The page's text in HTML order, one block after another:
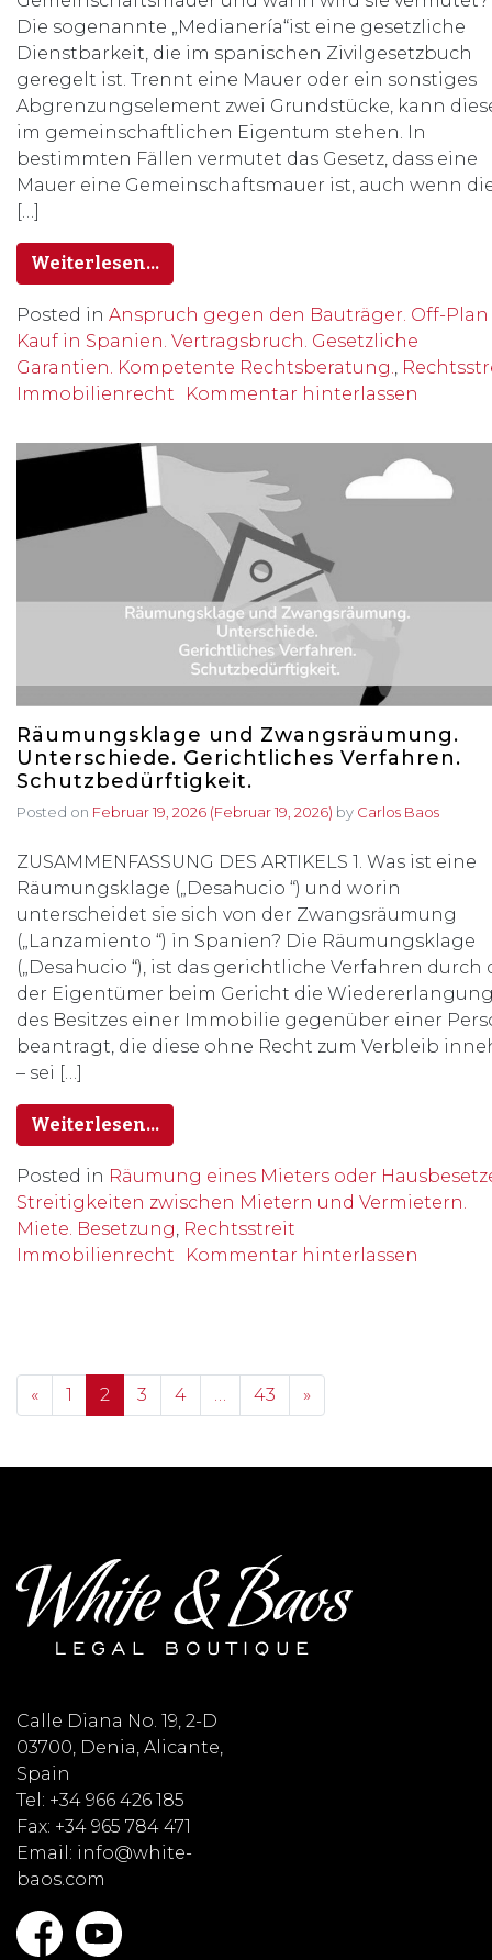
Die sogenannte „Medianería“ist eine gesetzliche
Dienstbarkeit, die im spanischen Zivilgesetzbuch
geregelt ist. Trennt eine Mauer oder ein sonstiges
Abgrenzungselement zwei Grundstücke, kann
im gemeinschaftlichen Eigentum stehen. In
bestimmten Fällen vermutet das Gesetz, dass eine
Mauer eine Gemeinschaftsmauer ist, auch wenn
[…]
Weiterlesen…
Posted in Anspruch gegen den Bauträger. Off-Plan
Kauf in Spanien. Vertragsbruch. Gesetzliche
Garantien. Kompetente Rechtsberatung.,
Immobilienrecht
Kommentar hinterlassen
Räumungsklage und Zwangsräumung.
Unterschiede. Gerichtliches Verfahren.
Schutzbedürftigkeit.
Posted on Februar 19, 2026 (Februar 19, 2026) by Carlos Baos
ZUSAMMENFASSUNG DES ARTIKELS 1. Was ist eine
Räumungsklage („Desahucio “) und worin
unterscheidet sie sich von der Zwangsräumung
(„Lanzamiento “) in Spanien? Die Räumungsklage
(„Desahucio “), ist das gerichtliche Verfahren durch
der Eigentümer beim Gericht die
des Besitzes einer Immobilie gegenüber einer
beantragt, die diese ohne Recht zum Verbleib
– sei […]
Weiterlesen…
Posted in Räumung eines Mieters oder
Streitigkeiten zwischen Mietern und Vermietern.
Miete. Besetzung Rechtsstreit
Immobilienrecht
Kommentar hinterlassen
Posts navigation
« 1 2 3 4 43 »
Calle Diana No. 19, 2-D
03700, Denia, Alicante,
Spain
Tel: +34 966 426 185
Fax: +34 965 784 471
Email: info@white-
baos.com